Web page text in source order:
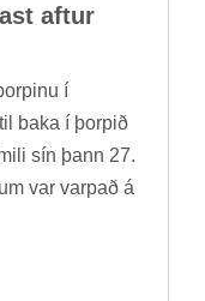
aft­ur
í
baka í þorp­ið
sín þann 27.
var varp­að á